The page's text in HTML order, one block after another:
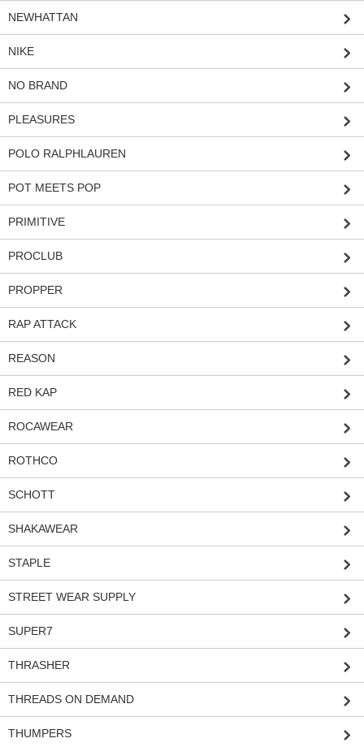
NEWHATTAN
NIKE
NO BRAND
PLEASURES
POLO RALPHLAUREN
POT MEETS POP
PRIMITIVE
PROCLUB
PROPPER
RAP ATTACK
REASON
RED KAP
ROCAWEAR
ROTHCO
SCHOTT
SHAKAWEAR
STAPLE
STREET WEAR SUPPLY
SUPER7
THRASHER
THREADS ON DEMAND
THUMPERS